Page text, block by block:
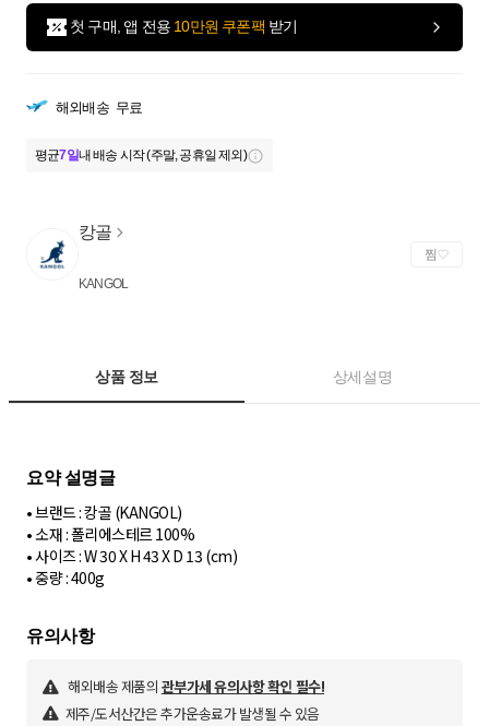
첫 구매, 앱 전용 10만원 쿠폰팩 받기
해외배송 무료
평균7일내 배송 시작 (주말, 공휴일 제외)
캉골
KANGOL
찜
상품 정보 상세설명
요약 설명글
• 브랜드 : 캉골 (KANGOL)
• 소재 : 폴리에스테르 100%
• 사이즈 : W 30 X H 43 X D 13 (cm)
• 중량 : 400g
유의사항
해외배송 제품의 관부가세 유의사항 확인 필수!
제주/도서산간은 추가운송료가 발생될 수 있음